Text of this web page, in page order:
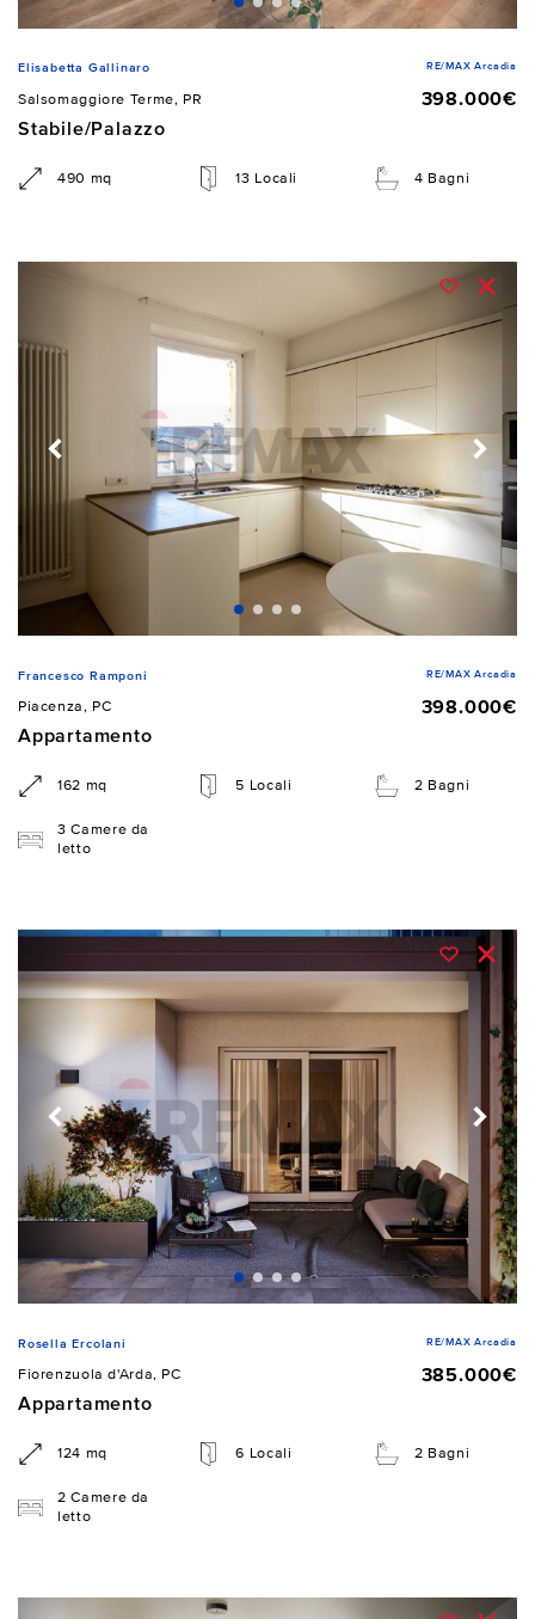
Elisabetta Gallinaro RE/MAX Arcadia
Salsomaggiore Terme, PR
398.000€
Stabile/Palazzo
490 mq 13 Locali 4 Bagni
Francesco Ramponi RE/MAX Arcadia
Piacenza, PC
398.000€
Appartamento
162 mq 5 Locali 2 Bagni
3 Camere da
letto
Rosella Ercolani RE/MAX Arcadia
Fiorenzuola d'Arda, PC
385.000€
Appartamento
124 mq 6 Locali 2 Bagni
2 Camere da
letto